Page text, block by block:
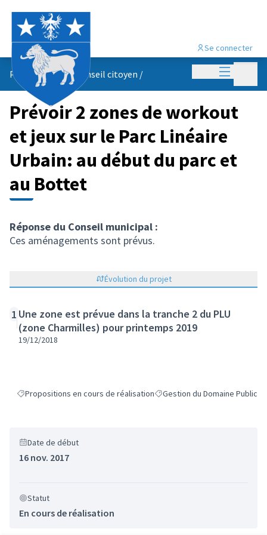
Menu
Se connecter
Propositions du conseil citoyen /
Prévoir 2 zones de workout
et jeux sur le Parc Linéaire
Urbain: au début du parc et
au Bottet
Réponse du Conseil municipal :
Ces aménagements sont prévus.
Évolution du projet
1 Une zone est prévue dans la tranche 2 du PLU
(zone Charmilles) pour printemps 2019
19/12/2018
Filtrer les résultats de la catégorie : Propositions en cours de
Propositions en cours de réalisationFiltrer les résultats pour le
Gestion du Domaine Public
Date de début
16 nov. 2017
Statut
En cours de réalisation